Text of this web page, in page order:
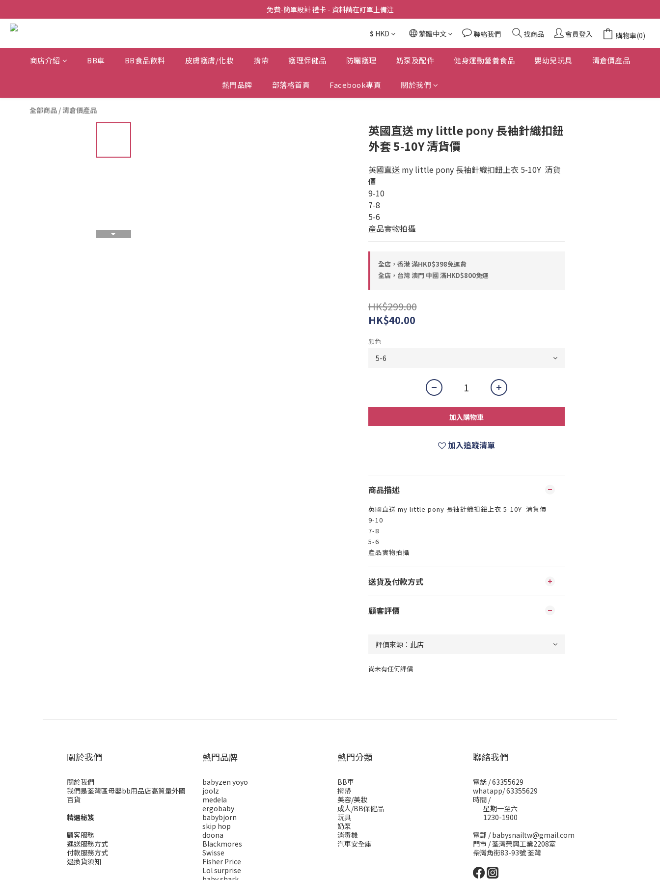
全店滿  $398包送上門
免費-簡單設計 禮卡 - 資料請在訂單上備注
$ HKD 繁體中文 聯絡我們 找商品 會員登入 購物車(0)
商店介紹 BB車 BB食品飲料 皮膚護膚/化妝 揹帶 護理保健品 防曬護理 奶泵及配件 健身運動營養食品 嬰幼兒玩具 清倉價產品
熱門品牌 部落格首頁 Facebook專頁 關於我們
全部商品 /清倉價產品
英國直送 my little pony 長袖針織扣鈕
外套 5-10Y 清貨價
英國直送 my little pony 長袖針織扣鈕上衣 5-10Y  清貨
價
9-10
7-8
5-6
產品實物拍攝
全店，香港 滿HKD$398免運費
全店，台灣 澳門 中國 滿HKD$800免運
HK$299.00
HK$40.00
顏色
加入購物車
加入追蹤清單
商品描述
英國直送 my little pony 長袖針織扣鈕上衣 5-10Y 清貨價
9-10
7-8
5-6
產品實物拍攝
送貨及付款方式
顧客評價
尚未有任何評價
關於我們
關於我們
我們是荃灣區母嬰bb用品店高質量外國
百貨
精選秘笈
顧客服務
運送服務方式
付款服務方式
退換貨須知
熱門品牌
babyzen yoyo
joolz
medela
ergobaby
babybjorn
skip hop
doona
Blackmores
Swisse
Fisher Price
Lol surprise
熱門分類
BB車
揹帶
美容/美妝
成人/BB保健品
玩具
奶泵
消毒機
汽車安全座
聯絡我們
電話 / 63355629
whatapp/ 63355629
時間 /
星期一至六
1230-1900
電郵 / babysnailtw@gmail.com
門市 / 荃灣榮興工業2208室
柴灣角街83-93號 荃灣